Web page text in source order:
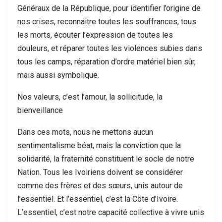
Généraux de la République, pour identifier l’origine de
nos crises, reconnaitre toutes les souffrances, tous
les morts, écouter l’expression de toutes les
douleurs, et réparer toutes les violences subies dans
tous les camps, réparation d’ordre matériel bien sûr,
mais aussi symbolique.
Nos valeurs, c’est l’amour, la sollicitude, la
bienveillance
Dans ces mots, nous ne mettons aucun
sentimentalisme béat, mais la conviction que la
solidarité, la fraternité constituent le socle de notre
Nation. Tous les Ivoiriens doivent se considérer
comme des frères et des sœurs, unis autour de
l’essentiel. Et l’essentiel, c’est la Côte d’Ivoire.
L’essentiel, c’est notre capacité collective à vivre unis